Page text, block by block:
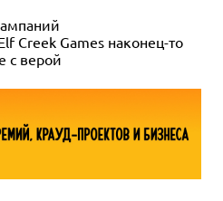
Creek Games наконец-то
с верой